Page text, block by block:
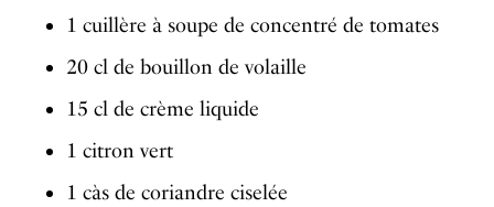
1 cuillère à soupe de concentré de tomates
20 cl de bouillon de volaille
15 cl de crème liquide
1 citron vert
1 càs de coriandre ciselée